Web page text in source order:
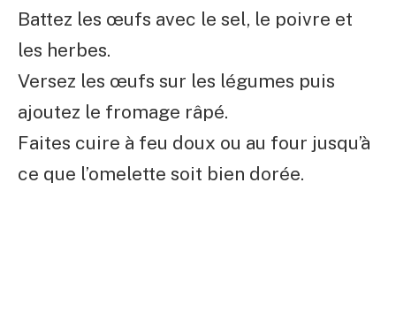
Battez les œufs avec le sel, le poivre et
les herbes.
Versez les œufs sur les légumes puis
ajoutez le fromage râpé.
Faites cuire à feu doux ou au four jusqu’à
ce que l’omelette soit bien dorée.